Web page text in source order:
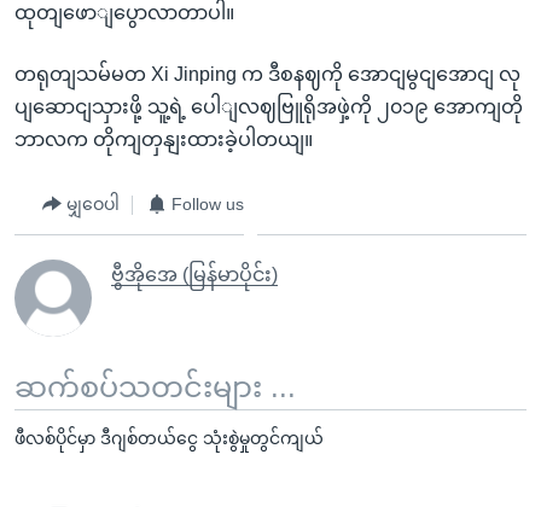
ထုတျဖောျပွောလာတာပါ။
တရုတျသမ်မတ Xi Jinping က ဒီစနဈကို အောငျမွငျအောငျ လု
ပျဆောငျသှားဖို့ သူ့ရဲ့ ပေါျလဈဗြူရိုအဖှဲ့ကို ၂၀၁၉ အောကျတို
ဘာလက တိုကျတှနျးထားခဲ့ပါတယျ။
မျှဝေပါ Follow us
ဗွီအိုအေ (မြန်မာပိုင်း)
ဆက်စပ်သတင်းများ ...
ဖီလစ်ပိုင်မှာ ဒီဂျစ်တယ်ငွေ သုံးစွဲမှုတွင်ကျယ်